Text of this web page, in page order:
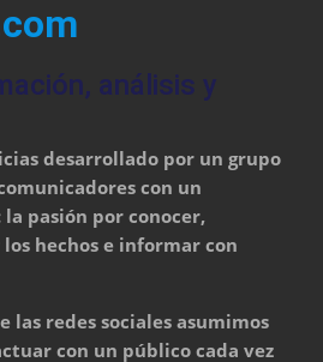
análisis y
desarrollado por un grupo
con un
pasión por conocer,
hechos e informar con
las redes sociales asumimos
con un público cada vez